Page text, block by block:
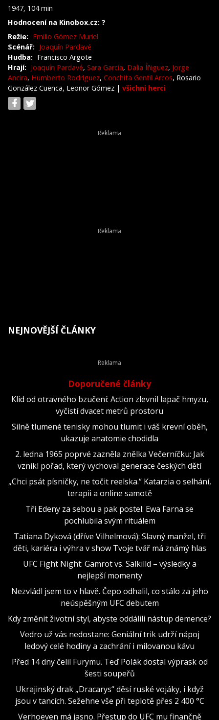
1947, 104 min
Hodnocení na Kinobox.cz: ?
Režie: Emilio Gómez Muriel
Scénář: Joaquín Pardavé
Hudba: Francisco Argote
Hrají: Joaquín Pardavé, Sara García, Dalia Íñiguez, Jorge
Ancira, Humberto Rodríguez, Conchita Gentil Arcos, Rosario
González Cuenca, Leonor Gómez | všichni herci
NEJNOVĚJŠÍ ČLÁNKY
Doporučené články
Klid od otravného bzučení: Action zlevnil lapač hmyzu,
vyčistí dvacet metrů prostoru
Silně tlumené tenisky mohou tlumit i váš krevní oběh,
ukazuje anatomie chodidla
2. ledna 1965 poprvé zazněla znělka Večerníčku: Jak
vznikl pořad, který vychoval generace českých dětí
„Chci psát písničky, ne točit reelska.“ Katarzia o selhání,
terapii a online samotě
Tři Edeny za sebou a pak postel: Ewa Farna se
pochlubila svým rituálem
Tatiana Dyková (dříve Vilhelmová): Slavný manžel, tři
děti, kariéra i výhra v show Tvoje tvář má známý hlas
UFC Fight Night: Gamrot vs. Salkilld – výsledky a
nejlepší momenty
Nezvládl jsem to v hlavě. Čepo odhalil, co stálo za jeho
neúspěšným UFC debutem
Kdy změnit životní styl, abyste oddálili nástup demence?
Vedro už vás nedostane: Geniální trik udrží nápoj
ledový celé hodiny a zachrání i milovanou kávu
Před 14 dny čelil Furymu. Teď Polák dostal výprask od
šesti soupeřů
Ukrajinský drak „Dracarys“ děsí ruské vojáky, i když
jsou v tancích. Sežehne vše při teplotě přes 2 400 °C
Verhoeven má jasno. Přestup do UFC mu finančně